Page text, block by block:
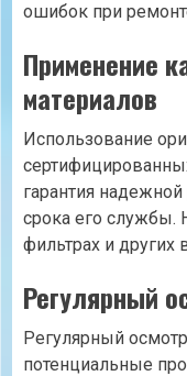
ошибок при
Применение
материалов
Использование
гарантия
срока его службы.
фильтрах и других
Регулярный
Регулярный
потенциальные